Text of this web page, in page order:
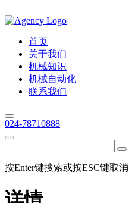
首页
关于我们
机械知识
机械自动化
联系我们
024-78710888
按Enter键搜索或按ESC键取消